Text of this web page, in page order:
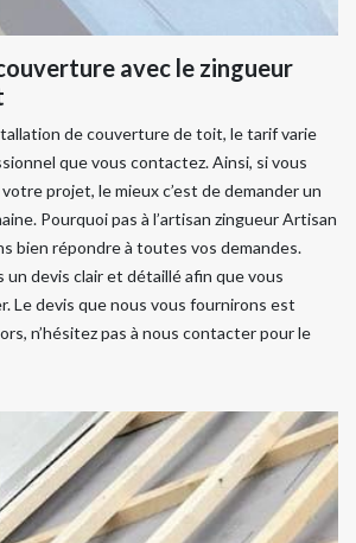
avec le zingueur
de couverture de toit, le tarif varie
que vous contactez. Ainsi, si vous
projet, le mieux c’est de demander un
Pourquoi pas à l’artisan zingueur Artisan
bien répondre à toutes vos demandes.
un devis clair et détaillé afin que vous
Le devis que nous vous fournirons est
n’hésitez pas à nous contacter pour le